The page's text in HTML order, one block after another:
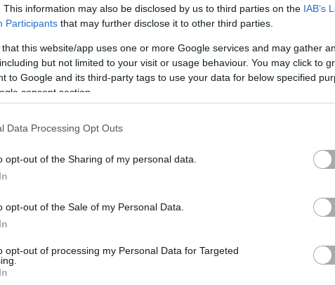
This information may also be disclosed by us to third parties on the IAB’s
Participants that may further disclose it to other third parties.
that this website/app uses one or more Google services and may gather
but not limited to your visit or usage behaviour. You may click to
to Google and its third-party tags to use your data for below specified
consent section.
Data Processing Opt Outs
opt-out of the Sharing of my personal data.
opt-out of the Sale of my Personal Data.
opt-out of processing my Personal Data for Targeted
TOVÁBB OLVASOM
FORRADALOM SZABADSÁGHARC HARCKOCSI
október vége és november eleje blogunkon is az
így a miskolci sortűzzel, a T-34-es harckocsival
Nemzeti Múzeumban tomboló tűzzel foglalkozó
után mai posztunkban tegyünk fel és
CÍMKÉK
1848
Amerikai
anonymus (1)